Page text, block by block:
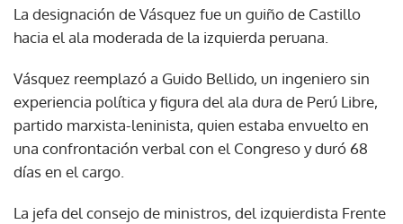
La designación de Vásquez fue un guiño de Castillo
hacia el ala moderada de la izquierda peruana.
Vásquez reemplazó a Guido Bellido, un ingeniero sin
experiencia política y figura del ala dura de Perú Libre,
partido marxista-leninista, quien estaba envuelto en
una confrontación verbal con el Congreso y duró 68
días en el cargo.
La jefa del consejo de ministros, del izquierdista Frente